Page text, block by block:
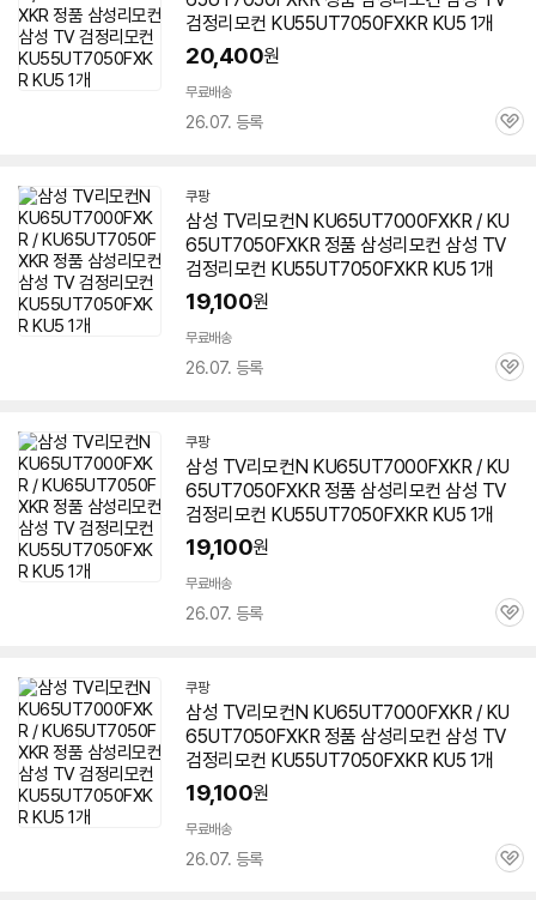
검정리모컨 KU55UT7050FXKR KU5 1개
20,400원
무료배송
26.07. 등록
관
쿠팡
삼성 TV리모컨N KU65UT7000FXKR/ KU
65UT7050FXKR 정품 삼성리모컨 삼성 TV
검정리모컨 KU55UT7050FXKR KU5 1개
19,100원
무료배송
26.07. 등록
관
쿠팡
삼성 TV리모컨N KU65UT7000FXKR/ KU
65UT7050FXKR 정품 삼성리모컨 삼성 TV
검정리모컨 KU55UT7050FXKR KU5 1개
19,100원
무료배송
26.07. 등록
관
쿠팡
삼성 TV리모컨N KU65UT7000FXKR/ KU
65UT7050FXKR 정품 삼성리모컨 삼성 TV
검정리모컨 KU55UT7050FXKR KU5 1개
19,100원
무료배송
26.07. 등록
관